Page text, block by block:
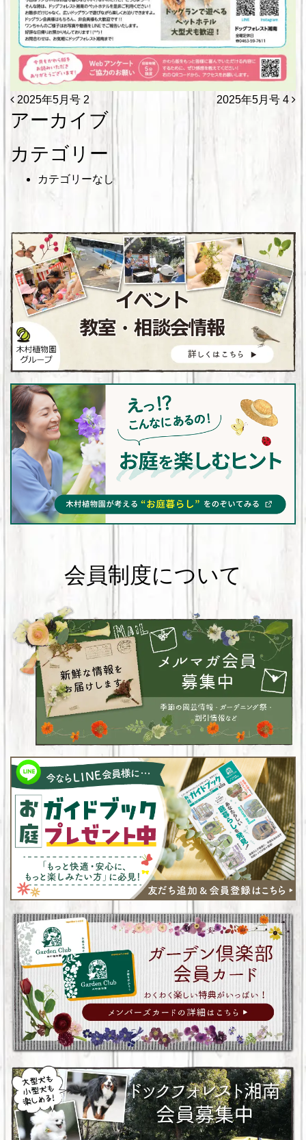
投稿ナビゲーション
2025年5月号 2 2025年5月号 4
アーカイブ
カテゴリー
カテゴリーなし
会員制度について